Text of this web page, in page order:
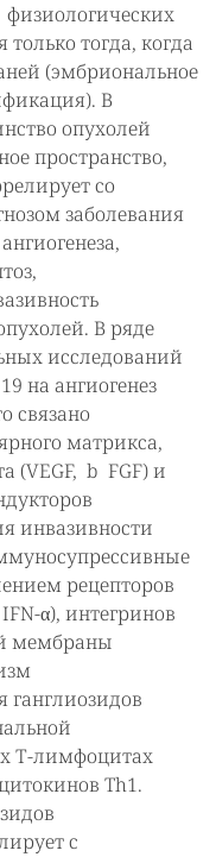
тогда, когда
(эмбриональное
В
опухолей
пространство,
со
заболевания
В ряде
исследований
на ангиогенез
связано
матрикса,
(VEGF, b FGF) и
инвазивности
рецепторов
α), интегринов
мембраны
ганглиозидов
Т-лимфоцитах
Th1.
с